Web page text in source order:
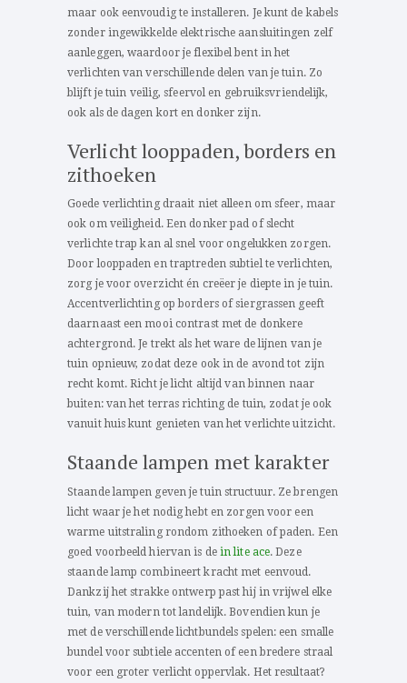
maar ook eenvoudig te installeren. Je kunt de kabels
zonder ingewikkelde elektrische aansluitingen zelf
aanleggen, waardoor je flexibel bent in het
verlichten van verschillende delen van je tuin. Zo
blijft je tuin veilig, sfeervol en gebruiksvriendelijk,
ook als de dagen kort en donker zijn.
Verlicht looppaden, borders en
zithoeken
Goede verlichting draait niet alleen om sfeer, maar
ook om veiligheid. Een donker pad of slecht
verlichte trap kan al snel voor ongelukken zorgen.
Door looppaden en traptreden subtiel te verlichten,
zorg je voor overzicht én creëer je diepte in je tuin.
Accentverlichting op borders of siergrassen geeft
daarnaast een mooi contrast met de donkere
achtergrond. Je trekt als het ware de lijnen van je
tuin opnieuw, zodat deze ook in de avond tot zijn
recht komt. Richt je licht altijd van binnen naar
buiten: van het terras richting de tuin, zodat je ook
vanuit huis kunt genieten van het verlichte uitzicht.
Staande lampen met karakter
Staande lampen geven je tuin structuur. Ze brengen
licht waar je het nodig hebt en zorgen voor een
warme uitstraling rondom zithoeken of paden. Een
goed voorbeeld hiervan is dein lite ace. Deze
staande lamp combineert kracht met eenvoud.
Dankzij het strakke ontwerp past hij in vrijwel elke
tuin, van modern tot landelijk. Bovendien kun je
met de verschillende lichtbundels spelen: een smalle
bundel voor subtiele accenten of een bredere straal
voor een groter verlicht oppervlak. Het resultaat?